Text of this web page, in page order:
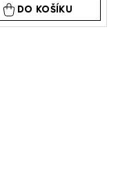
DO KOŠÍKU